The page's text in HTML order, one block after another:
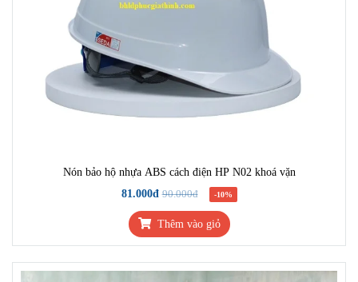
Nón bảo hộ nhựa ABS cách điện HP N02 khoá vặn
81.000đ 90.000đ -10%
Thêm vào giỏ